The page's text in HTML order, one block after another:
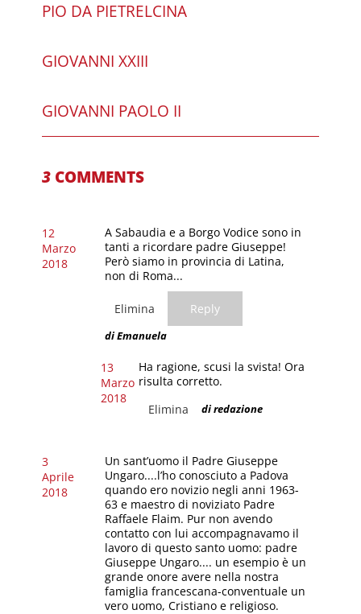
PIO DA PIETRELCINA
GIOVANNI XXIII
GIOVANNI PAOLO II
3 COMMENTS
12
Marzo
2018
A Sabaudia e a Borgo Vodice sono in
tanti a ricordare padre Giuseppe!
Però siamo in provincia di Latina,
non di Roma...
Elimina Reply
di Emanuela
13
Marzo
2018
Ha ragione, scusi la svista! Ora
risulta corretto.
Elimina
di redazione
3
Aprile
2018
Un sant’uomo il Padre Giuseppe
Ungaro....l’ho conosciuto a Padova
quando ero novizio negli anni 1963-
63 e maestro di noviziato Padre
Raffaele Flaim. Pur non avendo
contatto con lui accompagnavamo il
lavoro di questo santo uomo: padre
Giuseppe Ungaro.... un esempio è un
grande onore avere nella nostra
famiglia francescana-conventuale un
vero uomo, Cristiano e religioso.